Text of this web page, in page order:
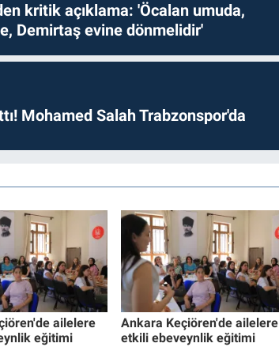
kritik açıklama: 'Öcalan umuda,
Demirtaş evine dönmelidir'
Mohamed Salah Trabzonspor'da
ailelere
eğitimi
Ankara Keçiören'de ailelere
etkili ebeveynlik eğitimi